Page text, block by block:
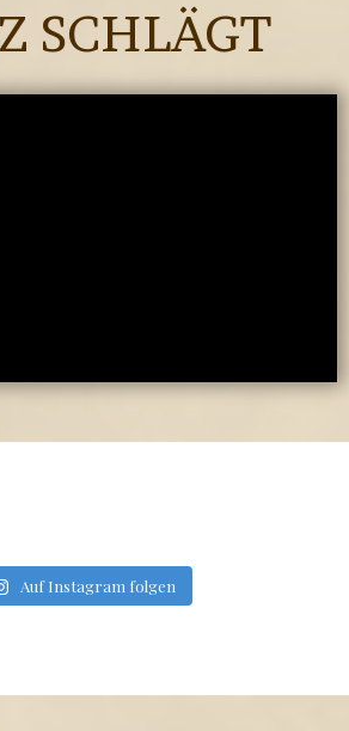
SCHLÄGT
Auf Instagram folgen